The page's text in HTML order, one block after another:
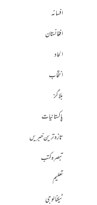
افسانہ
افغانستان
الحاد
انتخاب
بلاگز
پاکستانیات
تازہ ترین خبریں
تبصرہ کتب
تعلیم
ٹیکنالوجی